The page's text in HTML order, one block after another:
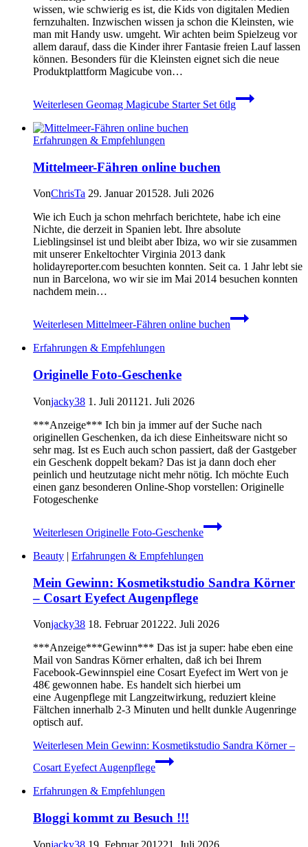
wissen, wie schwierig es ist, die Kids von digitalen Medien
fernzuhalten. Inzwischen wissen ja schon die Kleinsten, wie
man mit Handy usw. umgeht. Wir achten beim Spielzeug vor
allem darauf, dass die Kinder ihrer Fantasie freien Lauf lassen
können. Besonders für die Kleinsten eignet sich die neue
Produktplattform Magicube von…
Weiterlesen Geomag Magicube Starter Set 6tlg
Erfahrungen & Empfehlungen
Mittelmeer-Fähren online buchen
VonChrisTa 29. Januar 201528. Juli 2026
Wie ich Euch ja schon mehrfach berichtete, habe ich eine
Nichte, die derzeit in Spanien lebt. Ihre absolute
Lieblingsinsel ist und bleibt aber Ibiza, wo wir sie zusammen
mit unserer Enkeltochter Virginia 2013 dank
holidayreporter.com besuchten konnten. Seit ca. 1 Jahr lebt sie
nun in Barcelona, wo wir sie im Mai 2014 besuchen konnten
nachdem mein…
Weiterlesen Mittelmeer-Fähren online buchen
Erfahrungen & Empfehlungen
Originelle Foto-Geschenke
Vonjacky38 1. Juli 2011 21. Juli 2026
***Anzeige*** Ich bin ja immer auf der Suche nach
originellen Geschenken, da ich diese Einheitsware nicht so
sehr mag. Ist es Euch auch schon passiert, daß der Gastgeber
ein Geschenk doppelt bekam? Das ist ja dann doch eher
peinlich und heutzutage nicht mehr nötig. Ich möchte Euch
einen ganz besonderen Online-Shop vorstellen: Originelle
Fotogeschenke
Weiterlesen Originelle Foto-Geschenke
Beauty | Erfahrungen & Empfehlungen
Mein Gewinn: Kosmetikstudio Sandra Körner
– Cosart Eyefect Augenpflege
Vonjacky38 18. Februar 201222. Juli 2026
***Anzeige***Gewinn*** Das ist ja super: habe eben eine
Mail von Sandras Körner erhalten, daß ich bei Ihrem
Facebook-Gewinnspiel eine Cosart Eyefect im Wert von je
48€ gewonnen habe. Es handelt sich hierbei um
eine Augenpflege mit Langzeitwirkung, reduziert kleine
Fältchen innerhalb 2-3 Minuten und hellt dunkle Augenringe
optisch auf.
Weiterlesen Mein Gewinn: Kosmetikstudio Sandra Körner –
Cosart Eyefect Augenpflege
Erfahrungen & Empfehlungen
Bloggi kommt zu Besuch !!!
Vonjacky38 19. Februar 201221. Juli 2026